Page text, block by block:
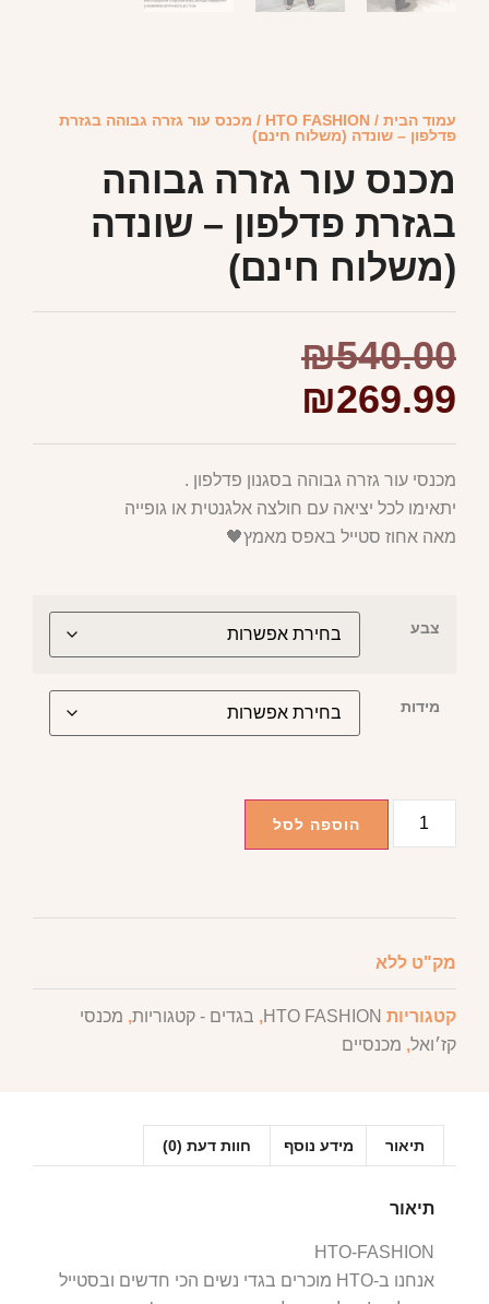
עמוד הבית /
HTO FASHION / מכנס עור גזרה גבוהה בגזרת
פדלפון – שונדה (משלוח חינם)
מכנס עור גזרה גבוהה
בגזרת פדלפון – שונדה
(משלוח חינם)
₪540.00
₪269.99
מכנסי עור גזרה גבוהה בסגנון פדלפון .
יתאימו לכל יציאה עם חולצה אלגנטית או גופייה
מאה אחוז סטייל באפס מאמץ🖤
צבע
מידות
הוספה לסל
מק"ט ללא
קטגוריות HTO FASHION
, בגדים - קטגוריות, מכנסי
קז׳ואל, מכנסיים
תיאור מידע נוסף חוות דעת (0)
תיאור
HTO-FASHION
אנחנו ב-HTO מוכרים בגדי נשים הכי חדשים ובסטייל